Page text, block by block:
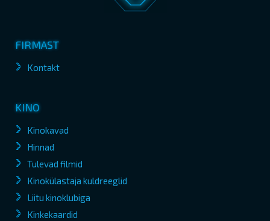
FIRMAST
Kontakt
KINO
Kinokavad
Hinnad
Tulevad filmid
Kinokülastaja kuldreeglid
Liitu kinoklubiga
Kinkekaardid